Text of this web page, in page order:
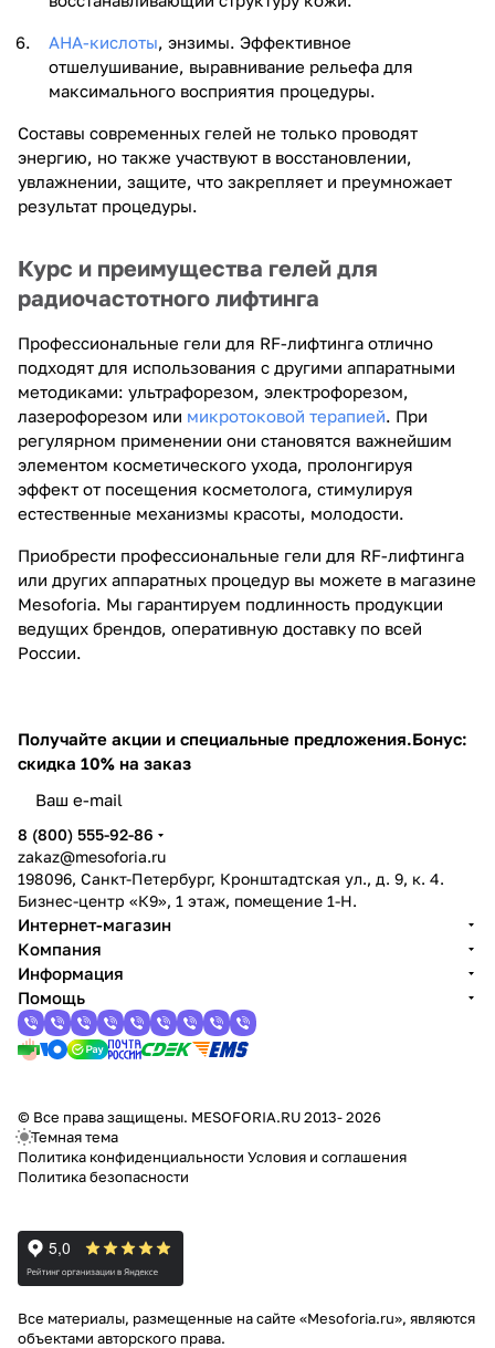
AHA-кислоты, энзимы. Эффективное
отшелушивание, выравнивание рельефа для
максимального восприятия процедуры.
Составы современных гелей не только проводят
энергию, но также участвуют в восстановлении,
увлажнении, защите, что закрепляет и преумножает
результат процедуры.
Курс и преимущества гелей для
радиочастотного лифтинга
Профессиональные гели для RF-лифтинга отлично
подходят для использования с другими аппаратными
методиками: ультрафорезом, электрофорезом,
лазерофорезом или микротоковой терапией. При
регулярном применении они становятся важнейшим
элементом косметического ухода, пролонгируя
эффект от посещения косметолога, стимулируя
естественные механизмы красоты, молодости.
Приобрести профессиональные гели для RF-лифтинга
или других аппаратных процедур вы можете в магазине
Mesoforia. Мы гарантируем подлинность продукции
ведущих брендов, оперативную доставку по всей
России.
Получайте акции и специальные предложения.Бонус:
скидка 10% на заказ
8 (800) 555-92-86
zakaz@mesoforia.ru
198096, Санкт-Петербург, Кронштадтская ул., д. 9, к. 4.
Бизнес-центр «К9», 1 этаж, помещение 1-Н.
Интернет-магазин
Компания
Информация
Помощь
© Все права защищены. MESOFORIA.RU 2013- 2026
Темная тема
Политика конфиденциальности Условия и соглашения
Политика безопасности
Все материалы, размещенные на сайте «Mesoforia.ru», являются
объектами авторского права.